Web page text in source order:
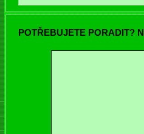
POTŘEBUJETE PORADIT?